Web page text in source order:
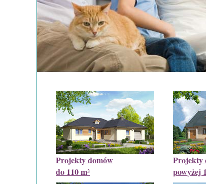
Projekty domów
do 110 m²
Projekty
powyżej